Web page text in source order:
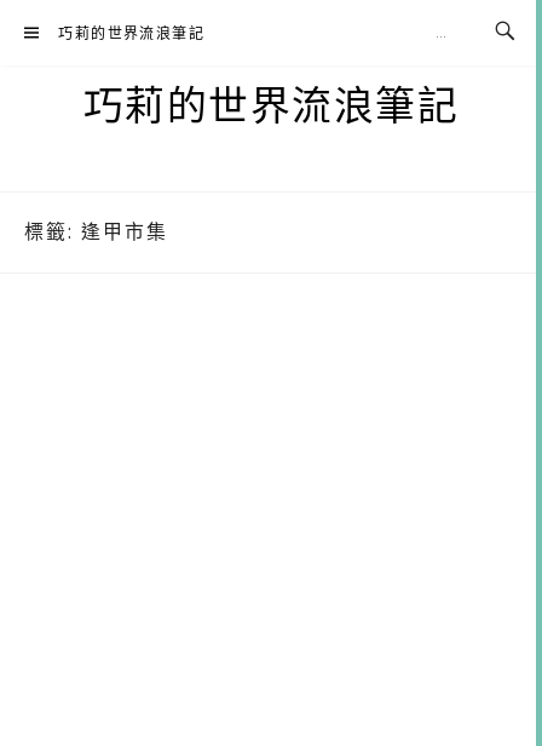
巧莉的世界流浪筆記
巧莉的世界流浪筆記
標籤: 逢甲市集